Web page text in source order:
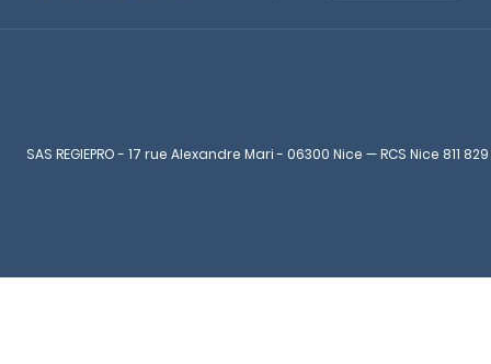
SAS REGIEPRO - 17 rue Alexandre Mari - 06300 Nice — RCS Nice 811